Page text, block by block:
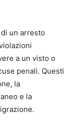
un arresto
a un visto o
penali. Questi
la
e la